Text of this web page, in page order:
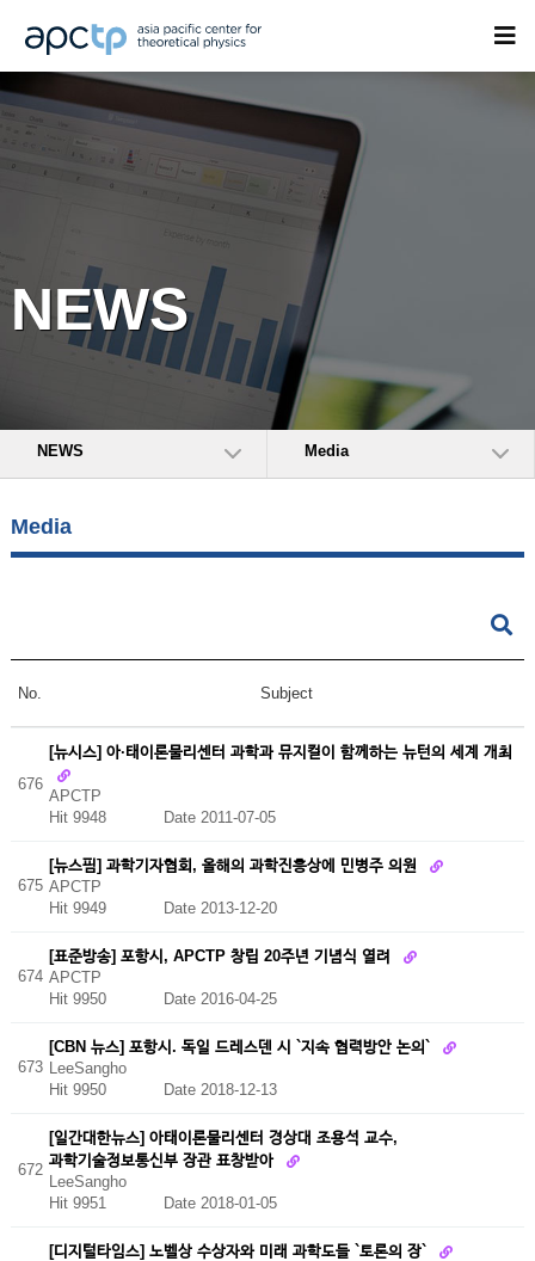
NEWS
NEWS Media
Media
No. Subject
676
[뉴시스] 아·태이론물리센터 과학과 뮤지컬이 함께하는 뉴턴의 세계 개최
APCTP
Hit 9948 Date 2011-07-05
675
[뉴스핌] 과학기자협회, 올해의 과학진흥상에 민병주 의원
APCTP
Hit 9949
Date 2013-12-20
674
[표준방송] 포항시, APCTP 창립 20주년 기념식 열려
APCTP
Hit 9950
Date 2016-04-25
673
[CBN 뉴스] 포항시. 독일 드레스덴 시 `지속 협력방안 논의`
LeeSangho
Hit 9950
Date 2018-12-13
672
[일간대한뉴스] 아태이론물리센터 경상대 조용석 교수,
과학기술정보통신부 장관 표창받아
LeeSangho
Hit 9951 Date 2018-01-05
[디지털타임스] 노벨상 수상자와 미래 과학도들 `토론의 장`